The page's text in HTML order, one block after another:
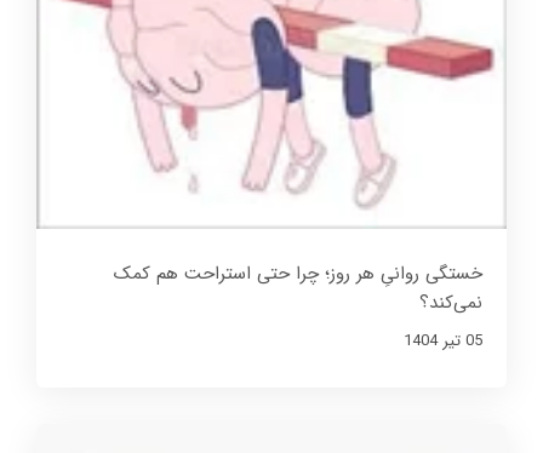
خستگی روانیِ هر روز؛ چرا حتی استراحت هم کمک
نمی‌کند؟
05 تير 1404